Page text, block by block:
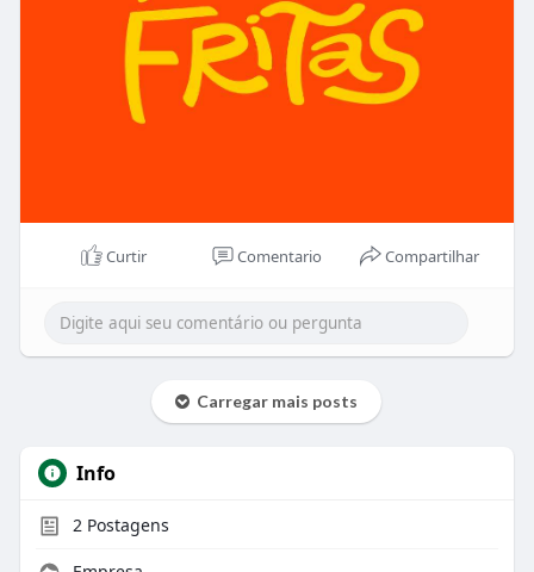
Curtir Comentario Compartilhar
Carregar mais posts
Info
2Postagens